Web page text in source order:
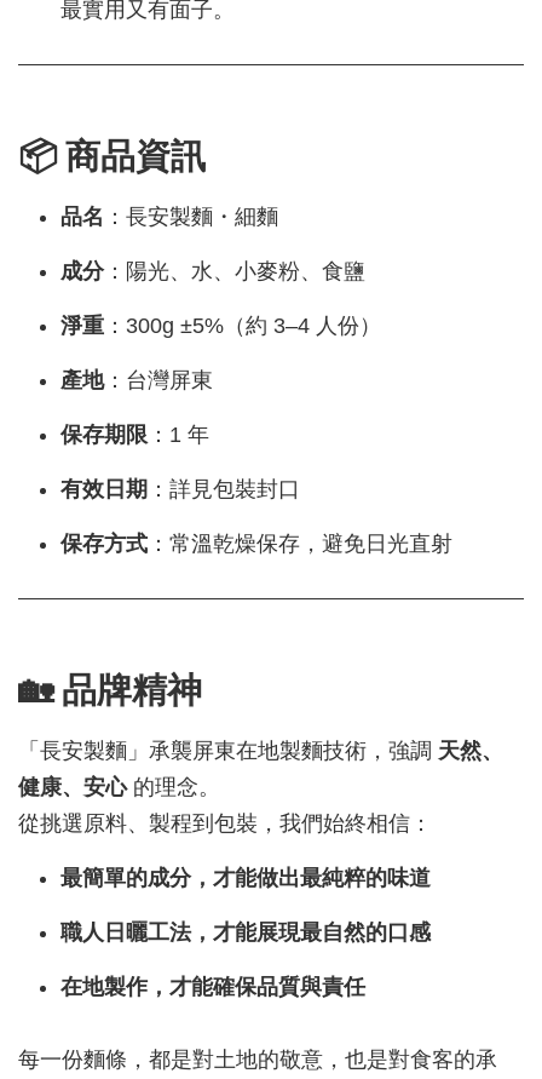
最實用又有面子。
📦 商品資訊
品名 ：長安製麵・細麵
成分：陽光、水、小麥粉、食鹽
淨重 ：300g ±5%（約 3–4 人份）
產地：台灣屏東
保存期限 ：1 年
有效日期 ：詳見包裝封口
保存方式 ：常溫乾燥保存，避免日光直射
🏡 品牌精神
「長安製麵」承襲屏東在地製麵技術，強調 天然、
健康、安心的理念。
從挑選原料、製程到包裝，我們始終相信：
最簡單的成分，才能做出最純粹的味道
職人日曬工法，才能展現最自然的口感
在地製作，才能確保品質與責任
每一份麵條，都是對土地的敬意，也是對食客的承